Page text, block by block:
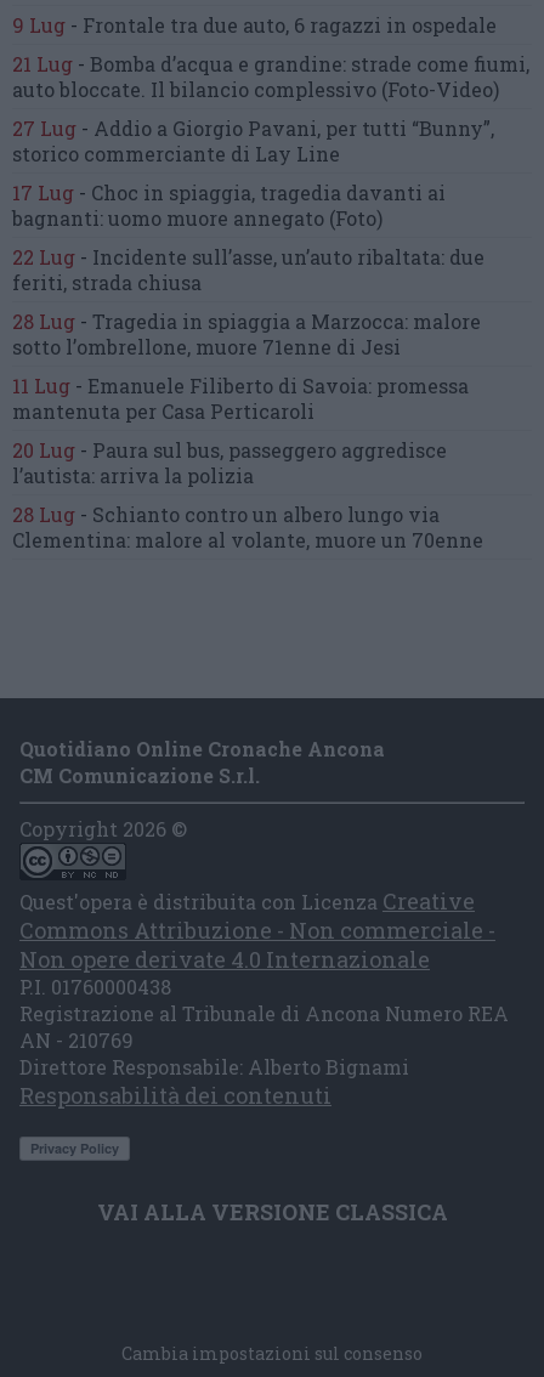
9 Lug - Frontale tra due auto, 6 ragazzi in ospedale
21 Lug - Bomba d’acqua e grandine: strade come fiumi,
auto bloccate. Il bilancio complessivo (Foto-Video)
27 Lug - Addio a Giorgio Pavani, per tutti “Bunny”,
storico commerciante di Lay Line
17 Lug - Choc in spiaggia, tragedia davanti ai
bagnanti:uomo muore annegato (Foto)
22 Lug - Incidente sull’asse, un’auto ribaltata: due
feriti, strada chiusa
28 Lug - Tragedia in spiaggia a Marzocca: malore
sotto l’ombrellone, muore 71enne di Jesi
11 Lug - Emanuele Filiberto di Savoia: promessa
mantenuta per Casa Perticaroli
20 Lug - Paura sul bus, passeggero aggredisce
l’autista: arriva la polizia
28 Lug - Schianto contro un albero lungo via
Clementina: malore al volante, muore un 70enne
Quotidiano Online Cronache Ancona
CM Comunicazione S.r.l.
Copyright 2026 ©
Quest'opera è distribuita con Licenza Creative
Commons Attribuzione - Non commerciale -
Non opere derivate 4.0 Internazionale
P.I. 01760000438
Registrazione al Tribunale di Ancona Numero REA
AN - 210769
Direttore Responsabile: Alberto Bignami
Responsabilità dei contenuti
VAI ALLA VERSIONE CLASSICA
Cambia impostazioni sul consenso